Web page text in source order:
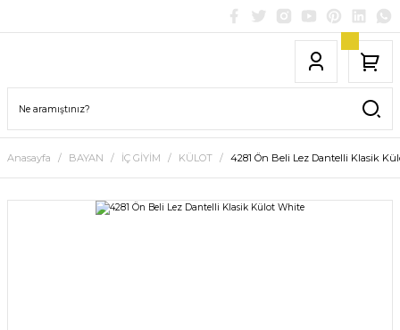
Anasayfa BAYAN İÇ GİYİM KÜLOT 4281 Ön Beli Lez Dantelli Klasik